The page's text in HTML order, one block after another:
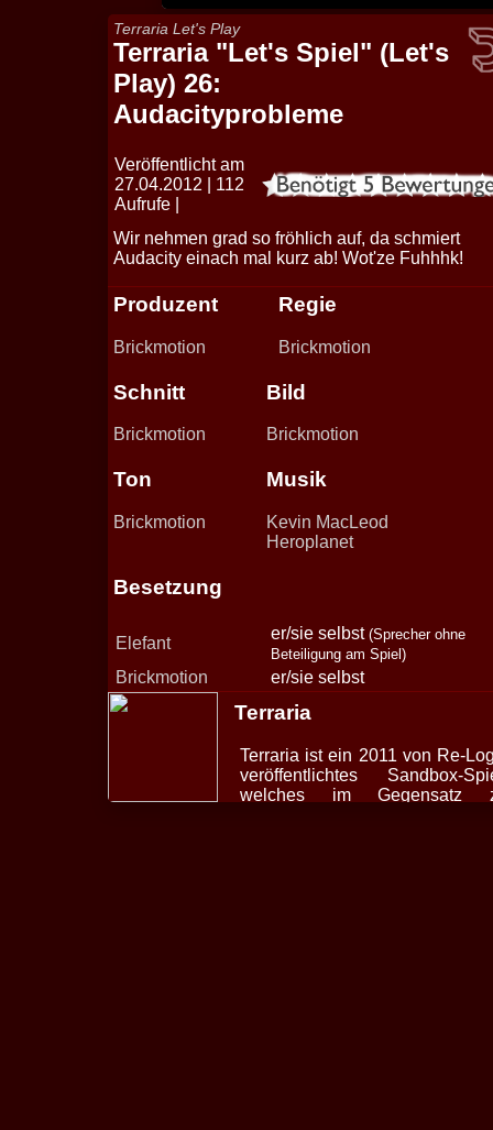
Terraria Let's Play
Terraria "Let's Spiel" (Let's
Play) 26:
Audacityprobleme
Veröffentlicht am
27.04.2012 | 112
Aufrufe |
Wir nehmen grad so fröhlich auf, da schmiert
Audacity einach mal kurz ab! Wot'ze Fuhhhk!
Produzent
Brickmotion
Regie
Brickmotion
Schnitt
Brickmotion
Bild
Brickmotion
Ton
Brickmotion
Musik
Kevin MacLeod
Heroplanet
Besetzung
Elefant
er/sie selbst(Sprecher ohne
Beteiligung am Spiel)
Brickmotion er/sie selbst
Terraria
Terraria ist ein 2011 von Re-
veröffentlichtes Sandbox-
welches im Gegensatz